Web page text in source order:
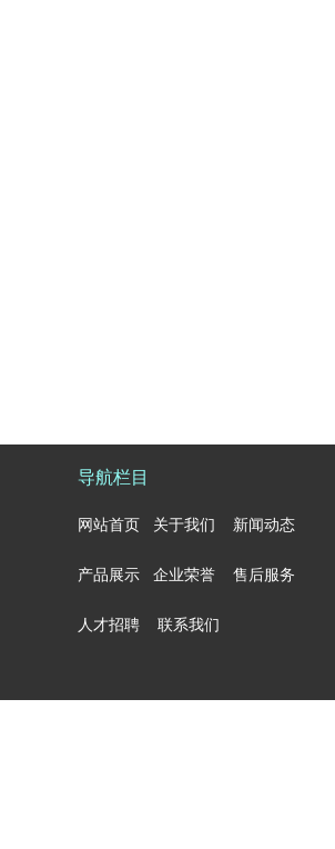
导航栏目
网站首页 关于我们 新闻动态
产品展示 企业荣誉 售后服务
人才招聘 联系我们